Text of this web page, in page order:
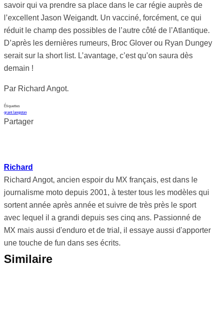
savoir qui va prendre sa place dans le car régie auprès de
l’excellent Jason Weigandt. Un vacciné, forcément, ce qui
réduit le champ des possibles de l’autre côté de l’Atlantique.
D’après les dernières rumeurs, Broc Glover ou Ryan Dungey
serait sur la short list. L’avantage, c’est qu’on saura dès
demain !
Par Richard Angot.
Étiquettes
grant langston
Partager
Richard
Richard Angot, ancien espoir du MX français, est dans le
journalisme moto depuis 2001, à tester tous les modèles qui
sortent année après année et suivre de très près le sport
avec lequel il a grandi depuis ses cinq ans. Passionné de
MX mais aussi d'enduro et de trial, il essaye aussi d'apporter
une touche de fun dans ses écrits.
Similaire